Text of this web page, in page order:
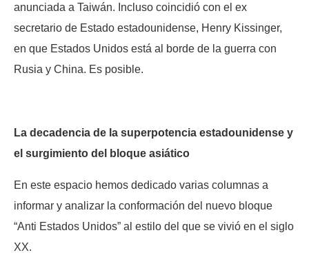
anunciada a Taiwán. Incluso coincidió con el ex
secretario de Estado estadounidense, Henry Kissinger,
en que Estados Unidos está al borde de la guerra con
Rusia y China. Es posible.
La decadencia de la superpotencia estadounidense y
el surgimiento del bloque asiático
En este espacio hemos dedicado varias columnas a
informar y analizar la conformación del nuevo bloque
“Anti Estados Unidos” al estilo del que se vivió en el siglo
XX.